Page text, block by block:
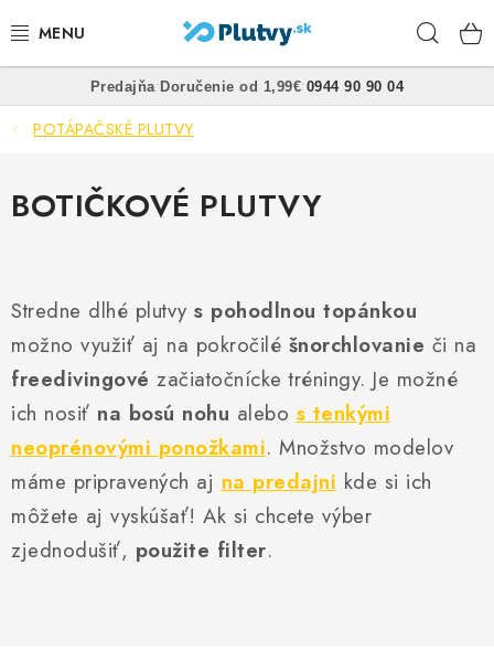
na
PLÁVANIE
FREEDIVING
POTÁPANIE
OBLEČENIE
VŠETKO PRE DETI
HRAČKY DO VODY
Predajňa• Doručenie od 1,99€• 0944 90 90 04
POTÁPAČSKÉ PLUTVY
BOTIČKOVÉ PLUTVY
Stredne dlhé plutvy s pohodlnou topánkou
možno využiť aj na pokročilé šnorchlovanie či na
freedivingové začiatočnícke tréningy. Je možné
ich nosiť na bosú nohu alebo s tenkými
neoprénovými ponožkami. Množstvo modelov
máme pripravených aj na predajni kde si ich
môžete aj vyskúšať! Ak si chcete výber
zjednodušiť, použite filter.